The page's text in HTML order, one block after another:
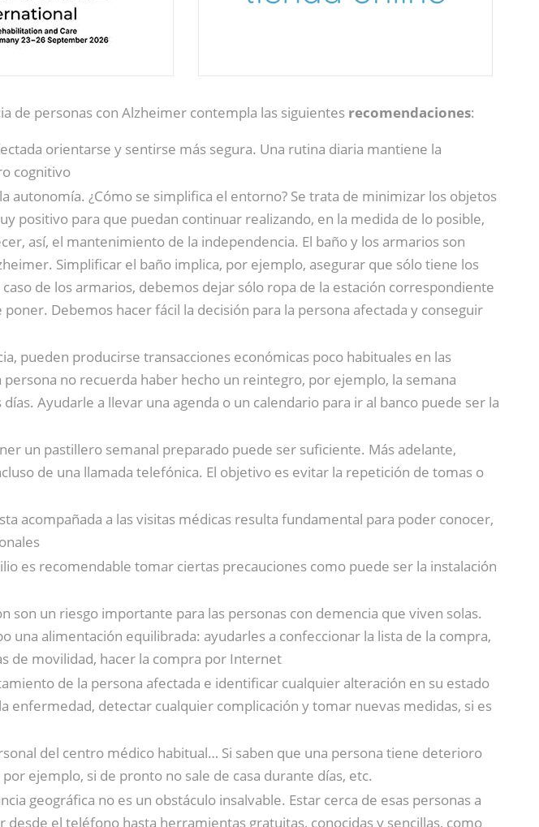
de personas con Alzheimer contempla las siguientes recomendaciones:
orientarse y sentirse más segura. Una rutina diaria mantiene la
cognitivo
autonomía. ¿Cómo se simplifica el entorno? Se trata de minimizar los objetos
positivo para que puedan continuar realizando, en la medida de lo posible,
así, el mantenimiento de la independencia. El baño y los armarios son
Simplificar el baño implica, por ejemplo, asegurar que sólo tiene los
de los armarios, debemos dejar sólo ropa de la estación correspondiente
Debemos hacer fácil la decisión para la persona afectada y conseguir
pueden producirse transacciones económicas poco habituales en las
no recuerda haber hecho un reintegro, por ejemplo, la semana
Ayudarle a llevar una agenda o un calendario para ir al banco puede ser la
un pastillero semanal preparado puede ser suficiente. Más adelante,
de una llamada telefónica. El objetivo es evitar la repetición de tomas o
acompañada a las visitas médicas resulta fundamental para poder conocer,
es recomendable tomar ciertas precauciones como puede ser la instalación
son un riesgo importante para las personas con demencia que viven solas.
una alimentación equilibrada: ayudarles a confeccionar la lista de la compra,
de movilidad, hacer la compra por Internet
de la persona afectada e identificar cualquier alteración en su estado
detectar cualquier complicación y tomar nuevas medidas, si es
del centro médico habitual… Si saben que una persona tiene deterioro
ejemplo, si de pronto no sale de casa durante días, etc.
geográfica no es un obstáculo insalvable. Estar cerca de esas personas a
el teléfono hasta herramientas gratuitas, conocidas y sencillas, como